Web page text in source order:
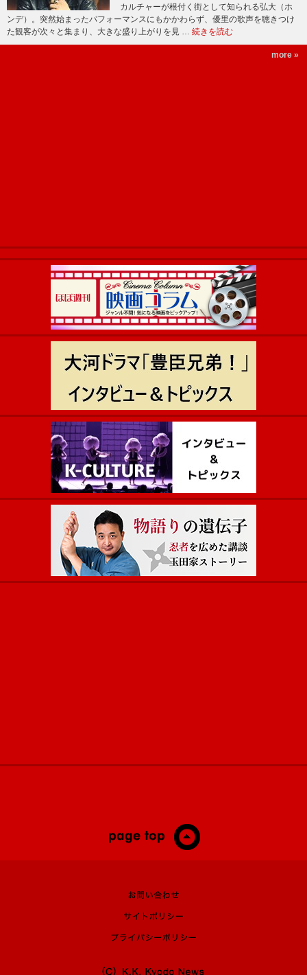
カルチャーが根付く街として知られる弘大（ホ
ンデ）。突然始まったパフォーマンスにもかかわらず、優里の歌声を聴きつけ
た観客が次々と集まり、大きな盛り上がりを見 … 続きを読む
more »